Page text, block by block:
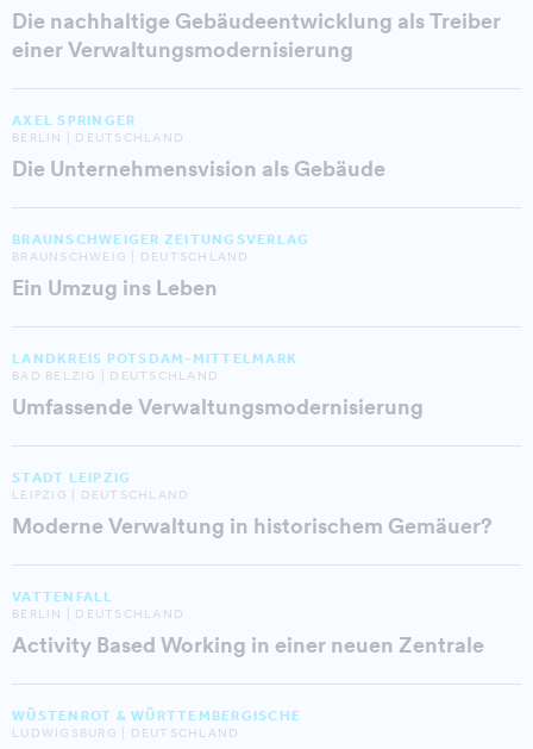
Die nachhaltige Gebäudeentwicklung als Treiber
einer Verwaltungsmodernisierung
AXEL SPRINGER
BERLIN | DEUTSCHLAND
Die Unternehmensvision als Gebäude
BRAUNSCHWEIGER ZEITUNGSVERLAG
BRAUNSCHWEIG | DEUTSCHLAND
Ein Umzug ins Leben
LANDKREIS POTSDAM-MITTELMARK
BAD BELZIG | DEUTSCHLAND
Umfassende Verwaltungsmodernisierung
STADT LEIPZIG
LEIPZIG | DEUTSCHLAND
Moderne Verwaltung in historischem Gemäuer?
VATTENFALL
BERLIN | DEUTSCHLAND
Activity Based Working in einer neuen Zentrale
WÜSTENROT & WÜRTTEMBERGISCHE
LUDWIGSBURG | DEUTSCHLAND